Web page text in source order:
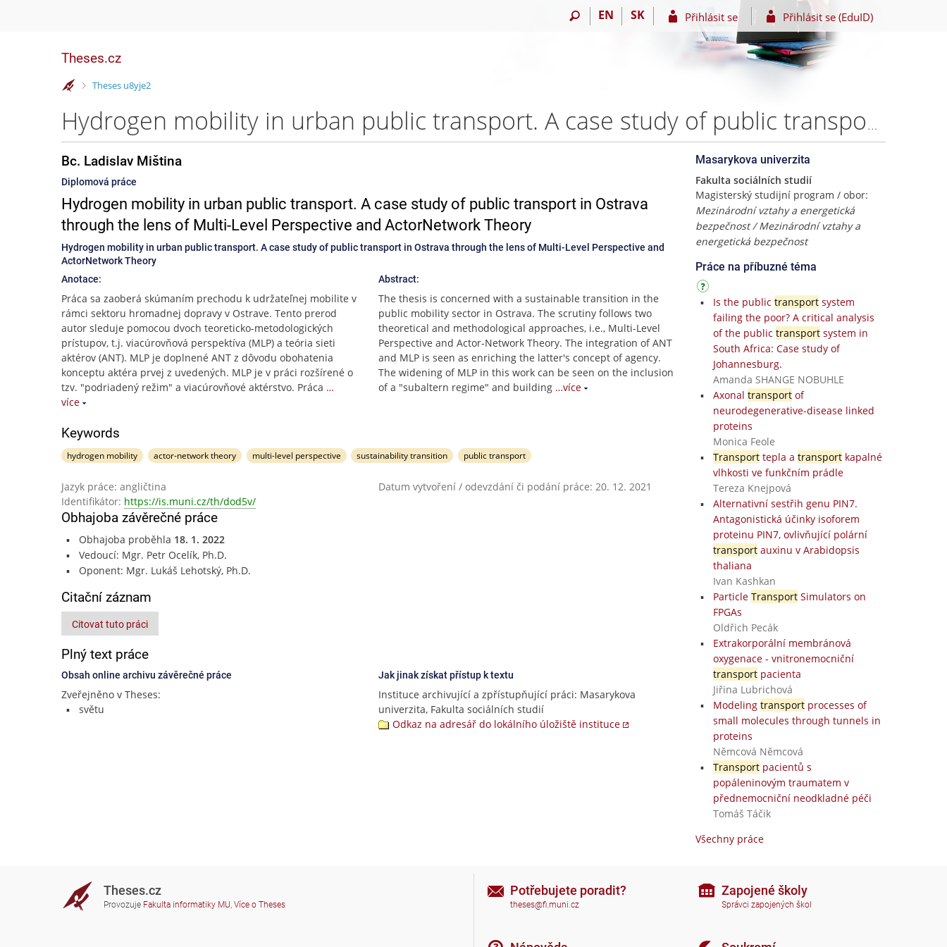
EN SK Přihlásit se Přihlásit se (EduID)
Theses.cz
>
Theses u8yje2
Hydrogen mobility in urban public transport. A case study of public transport in Ostrava through the lens of Multi-Level Perspective and ActorNetwork Theory – Bc. Ladislav Miština
Bc. Ladislav Miština
Diplomová práce
Hydrogen mobility in urban public transport. A case study of public transport in Ostrava
through the lens of Multi-Level Perspective and ActorNetwork Theory
Hydrogen mobility in urban public transport. A case study of public transport in Ostrava through the lens of Multi-Level Perspective and
ActorNetwork Theory
Anotace:
Práca sa zaoberá skúmaním prechodu k udržateľnej mobilite v
rámci sektoru hromadnej dopravy v Ostrave. Tento prerod
autor sleduje pomocou dvoch teoreticko-metodologických
prístupov, t.j. viacúrovňová perspektíva (MLP) a teória sieti
aktérov (ANT). MLP je doplnené ANT z dôvodu obohatenia
konceptu aktéra prvej z uvedených. MLP je v práci rozšírené o
tzv. "podriadený režim" a viacúrovňové aktérstvo. Práca …
více
Abstract:
The thesis is concerned with a sustainable transition in the
public mobility sector in Ostrava. The scrutiny follows two
theoretical and methodological approaches, i.e., Multi-Level
Perspective and Actor-Network Theory. The integration of ANT
and MLP is seen as enriching the latter's concept of agency.
The widening of MLP in this work can be seen on the inclusion
of a "subaltern regime" and building …více
Keywords
hydrogen mobility actor-network theory multi-level perspective sustainability transition public transport
Jazyk práce: angličtina
Datum vytvoření / odevzdání či podání práce: 20. 12. 2021
Identifikátor: https://is.muni.cz/th/dod5v/
Obhajoba závěrečné práce
Obhajoba proběhla 18. 1. 2022
Vedoucí: Mgr. Petr Ocelík, Ph.D.
Oponent: Mgr. Lukáš Lehotský, Ph.D.
Citační záznam
Citovat tuto práci
Plný text práce
Obsah online archivu závěrečné práce
Zveřejněno v Theses:
světu
Jak jinak získat přístup k textu
Instituce archivující a zpřístupňující práci: Masarykova
univerzita, Fakulta sociálních studií
Odkaz na adresář do lokálního úložiště instituce
Masarykova univerzita
Fakulta sociálních studií
Magisterský studijní program / obor:
Mezinárodní vztahy a energetická
bezpečnost / Mezinárodní vztahy a
energetická bezpečnost
Práce na příbuzné téma
Is the public transportsystem
failing the poor? A critical analysis
of the public transportsystem in
South Africa: Case study of
Johannesburg.
Amanda SHANGE NOBUHLE
Axonal transportof
neurodegenerative-disease linked
proteins
Monica Feole
Transporttepla a transportkapalné
vlhkosti ve funkčním prádle
Tereza Knejpová
Alternativní sestřih genu PIN7.
Antagonistická účinky isoforem
proteinu PIN7, ovlivňující polární
transportauxinu v Arabidopsis
thaliana
Ivan Kashkan
Particle TransportSimulators on
FPGAs
Oldřich Pecák
Extrakorporální membránová
oxygenace - vnitronemocniční
transportpacienta
Jiřina Lubrichová
Modeling transportprocesses of
small molecules through tunnels in
proteins
Němcová Němcová
Transportpacientů s
popáleninovým traumatem v
přednemocniční neodkladné péči
Tomáš Táčik
Všechny práce
Theses.cz
Provozuje Fakulta informatiky MU, Více o Theses
Potřebujete poradit?
theses@fi.muni.cz
Zapojené školy
Správci zapojených škol